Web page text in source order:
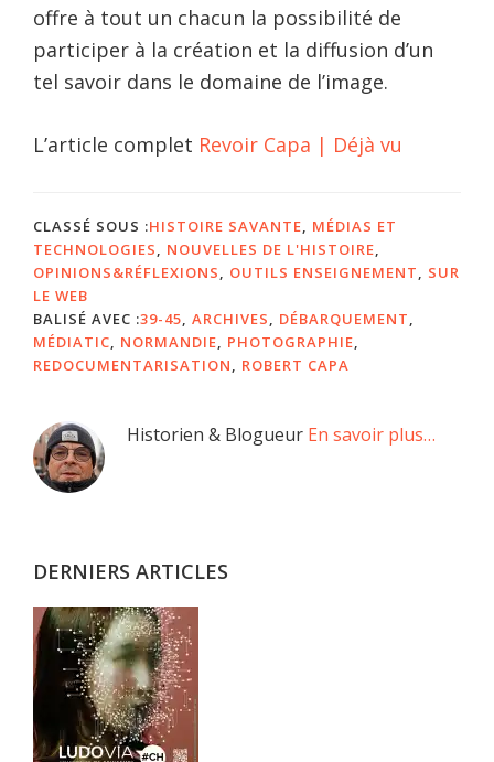
offre à tout un chacun la possibilité de
participer à la création et la diffusion d’un
tel savoir dans le domaine de l’image.
L’article complet Revoir Capa | Déjà vu
CLASSÉ SOUS :HISTOIRE SAVANTE
MÉDIAS ET
TECHNOLOGIES
NOUVELLES DE L'HISTOIRE
OPINIONS&RÉFLEXIONS
OUTILS ENSEIGNEMENT
SUR
LE WEB
BALISÉ AVEC :39-45 ARCHIVES DÉBARQUEMENT
MÉDIATIC
NORMANDIE PHOTOGRAPHIE
REDOCUMENTARISATION
ROBERT CAPA
Barre
latérale
Historien & Blogueur En savoir plus…
DERNIERS ARTICLES